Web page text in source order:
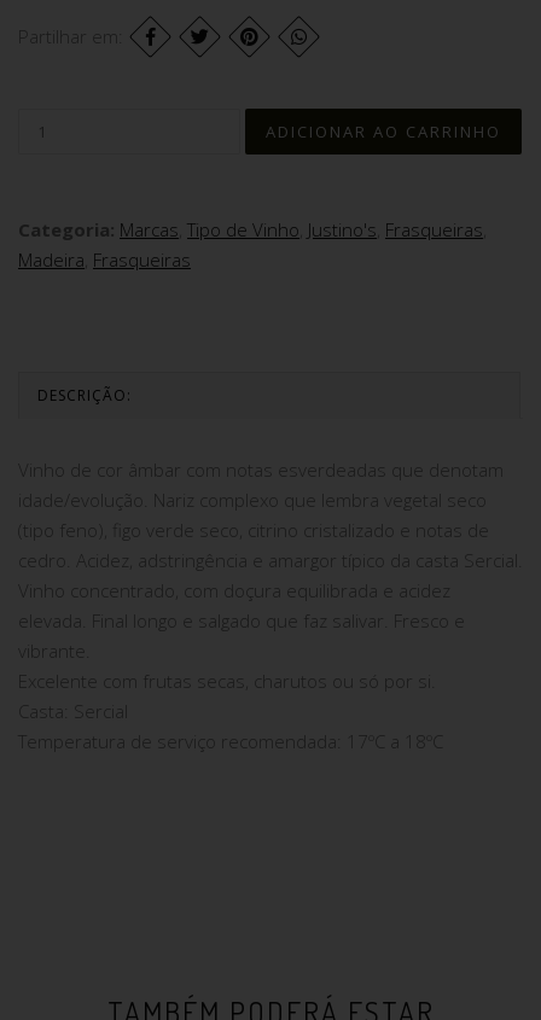
Partilhar em:
Categoria: Marcas Tipo de Vinho Justino's Frasqueiras
Madeira Frasqueiras
DESCRIÇÃO:
Vinho de cor âmbar com notas esverdeadas que denotam
idade/evolução. Nariz complexo que lembra vegetal seco
(tipo feno), figo verde seco, citrino cristalizado e notas de
cedro. Acidez, adstringência e amargor típico da casta Sercial.
Vinho concentrado, com doçura equilibrada e acidez
elevada. Final longo e salgado que faz salivar. Fresco e
vibrante.
Excelente com frutas secas, charutos ou só por si.
Casta: Sercial
Temperatura de serviço recomendada: 17ºC a 18ºC
TAMBÉM PODERÁ ESTAR